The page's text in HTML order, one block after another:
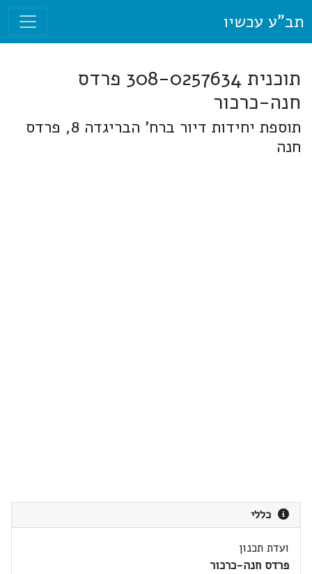
תב"ע עכשיו
תוכנית 308-0257634 פרדס
חנה-כרכור
תוספת יחידות דיור ברח' הבריגדה 8, פרדס
חנה
כללי
ועדת תכנון
פרדס חנה-כרכור